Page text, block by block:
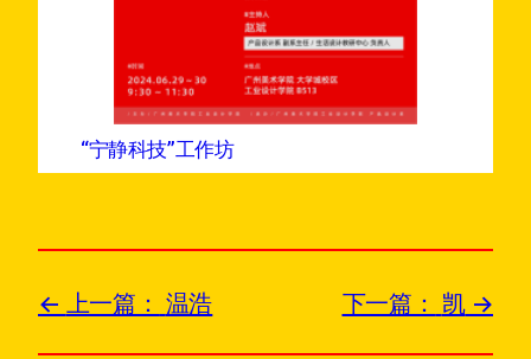
“宁静科技”工作坊
上一篇： 温浩 下一篇： 凯